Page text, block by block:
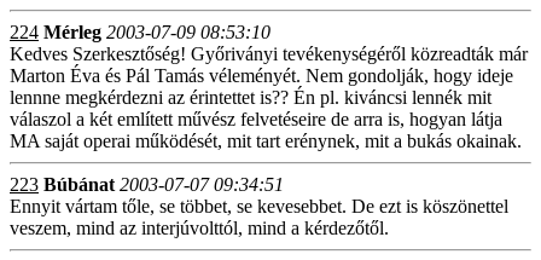
224 Mérleg 2003-07-09 08:53:10
Kedves Szerkesztőség! Győriványi tevékenységéről közreadták már
Marton Éva és Pál Tamás véleményét. Nem gondolják, hogy ideje
lennne megkérdezni az érintettet is?? Én pl. kiváncsi lennék mit
válaszol a két említett művész felvetéseire de arra is, hogyan látja
MA saját operai működését, mit tart erénynek, mit a bukás okainak.
223 Búbánat 2003-07-07 09:34:51
Ennyit vártam tőle, se többet, se kevesebbet. De ezt is köszönettel
veszem, mind az interjúvolttól, mind a kérdezőtől.